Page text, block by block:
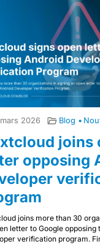
2026 Blog
joins
opposing
joins more than 30
letter to Google opposing
verification program.